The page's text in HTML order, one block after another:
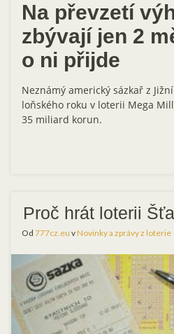
Na převzetí
zbývají jen 2
o ni přijde
Neznámý americký sázkař z
loňského roku v loterii Mega
35 miliard korun.
Proč hrát loterii
Od 777cz.eu vNovinky a zprávy z loterie